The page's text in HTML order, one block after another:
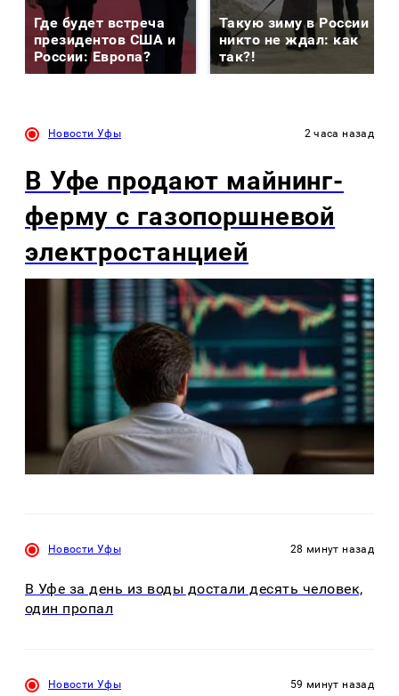
Где будет встреча
президентов США и
России: Европа?
Такую зиму в России
никто не ждал: как
так?!
Новости Уфы 2 часа назад
В Уфе продают майнинг-
ферму с газопоршневой
электростанцией
Новости Уфы 28 минут назад
В Уфе за день из воды достали десять человек,
один пропал
Новости Уфы 59 минут назад